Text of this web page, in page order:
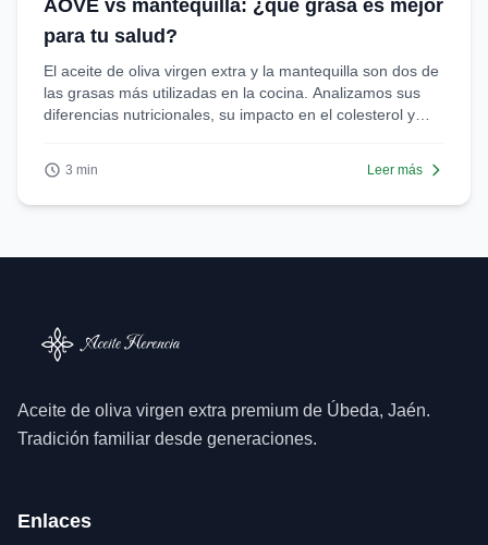
AOVE vs mantequilla: ¿qué grasa es mejor
para tu salud?
El aceite de oliva virgen extra y la mantequilla son dos de
las grasas más utilizadas en la cocina. Analizamos sus
diferencias nutricionales, su impacto en el colesterol y
3 min Leer más
Aceite de oliva virgen extra premium de Úbeda, Jaén.
Tradición familiar desde generaciones.
Enlaces